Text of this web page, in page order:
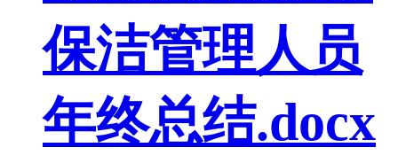
保洁管理人员
年终总结.docx